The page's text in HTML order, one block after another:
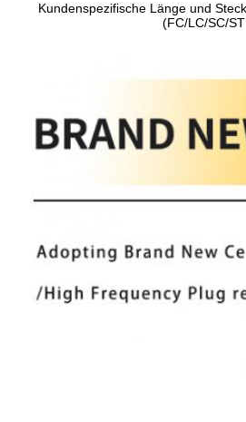
Kundenspezifische Länge und
(FC/LC/SC/ST